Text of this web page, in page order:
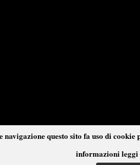
questo sito fa uso di
informazioni leggi